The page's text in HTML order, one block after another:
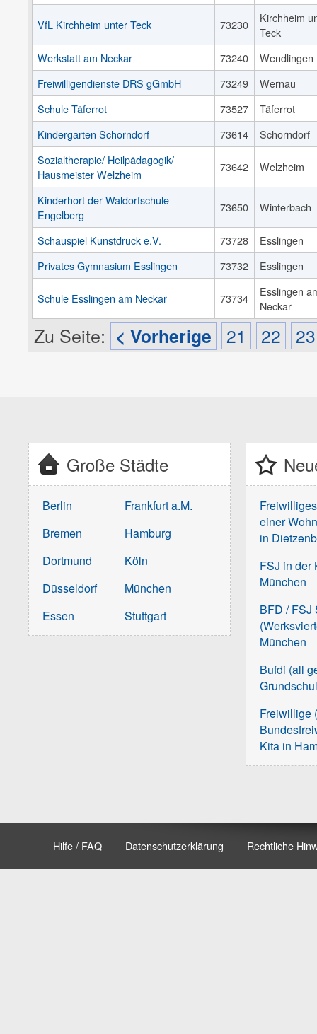
VfL Kirchheim unter Teck 73230
Kirchheim
Teck
Werkstatt am Neckar
73240
Wendlingen
Freiwilligendienste DRS gGmbH
73249
Wernau
Schule Täferrot
73527
Täferrot
Kindergarten Schorndorf
73614
Schorndorf
Sozialtherapie/ Heilpädagogik/
Hausmeister Welzheim
73642 Welzheim
Kinderhort der Waldorfschule
Engelberg
73650 Winterbach
Schauspiel Kunstdruck e.V. 73728
Esslingen
Privates Gymnasium Esslingen
73732 Esslingen
Schule Esslingen am Neckar 73734
Esslingen
Neckar
Zu Seite: < Vorherige 21 22 23
Große Städte
Berlin
Bremen
Dortmund
Düsseldorf
Essen
Frankfurt a.M.
Hamburg
Köln
München
Stuttgart
einer
in
FSJ in der
München
BFD / FSJ
München
Bufdi (all
Freiwillige
Kita in
Hilfe / FAQ Datenschutzerklärung Rechtliche